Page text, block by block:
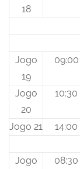
18
Jogo
19
09:00
Jogo
20
10:30
Jogo 21 14:00
Jogo
08:30